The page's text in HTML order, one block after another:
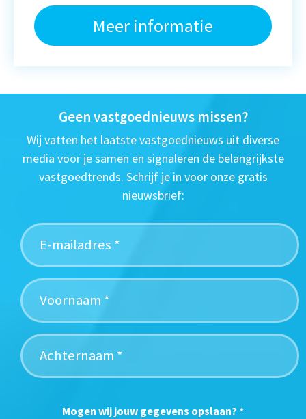
Meer informatie
Geen vastgoednieuws missen?
Wij vatten het laatste vastgoednieuws uit diverse
media voor je samen en signaleren de belangrijkste
vastgoedtrends. Schrijf je in voor onze gratis
nieuwsbrief:
Mogen wij jouw gegevens opslaan? *